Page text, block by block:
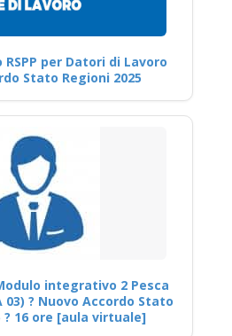
per Datori di Lavoro
Stato Regioni 2025
integrativo 2 Pesca
? Nuovo Accordo Stato
? 16 ore [aula virtuale]